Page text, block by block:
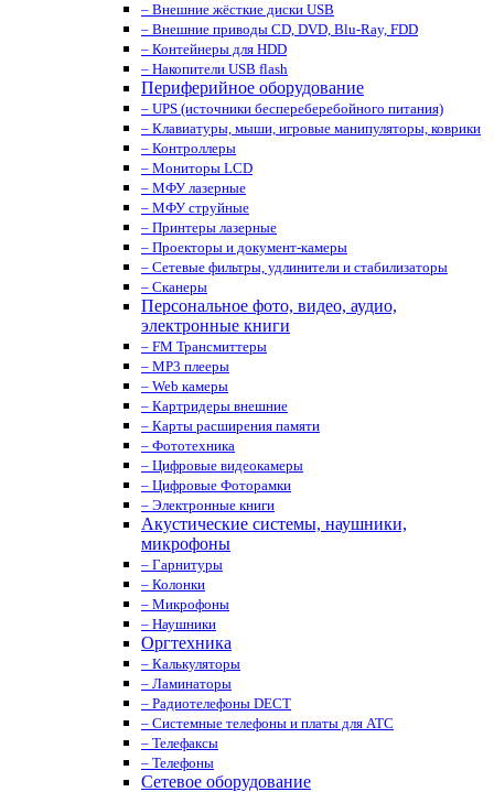
– Внешние жёсткие диски USB
– Внешние приводы CD, DVD, Blu-Ray, FDD
– Контейнеры для HDD
– Накопители USB flash
Периферийное оборудование
– UPS (источники беспереберебойного питания)
– Клавиатуры, мыши, игровые манипуляторы, коврики
– Контроллеры
– Мониторы LCD
– МФУ лазерные
– МФУ струйные
– Принтеры лазерные
– Проекторы и документ-камеры
– Сетевые фильтры, удлинители и стабилизаторы
– Сканеры
Персональное фото, видео, аудио,
электронные книги
– FM Трансмиттеры
– MP3 плееры
– Web камеры
– Картридеры внешние
– Карты расширения памяти
– Фототехника
– Цифровые видеокамеры
– Цифровые Фоторамки
– Электронные книги
Акустические системы, наушники,
микрофоны
– Гарнитуры
– Колонки
– Микрофоны
– Наушники
Оргтехника
– Калькуляторы
– Ламинаторы
– Радиотелефоны DECT
– Системные телефоны и платы для АТС
– Телефаксы
– Телефоны
Сетевое оборудование